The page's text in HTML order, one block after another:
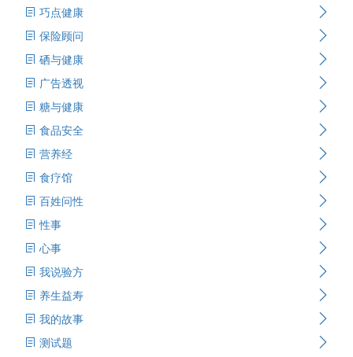
巧点健康
保险顾问
硒与健康
广告透视
糖与健康
食品安全
营养经
食疗馆
百姓问性
性事
心事
我说验方
养生益寿
我的故事
测试题